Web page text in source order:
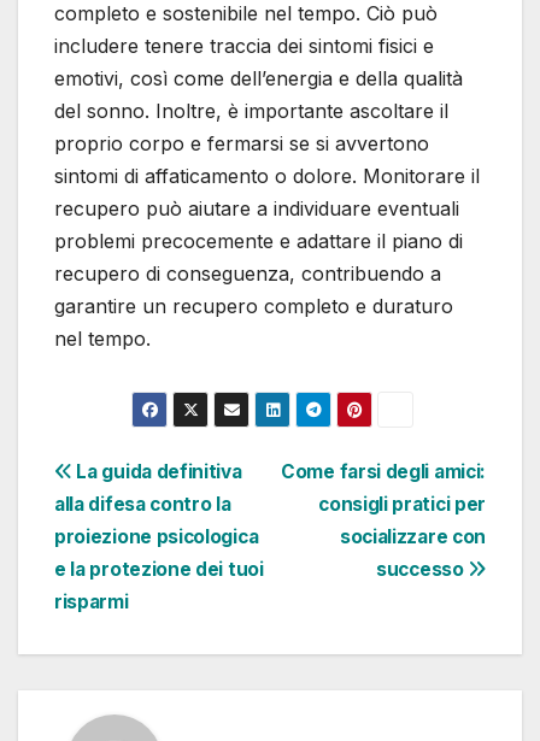
completo e sostenibile nel tempo. Ciò può
includere tenere traccia dei sintomi fisici e
emotivi, così come dell’energia e della qualità
del sonno. Inoltre, è importante ascoltare il
proprio corpo e fermarsi se si avvertono
sintomi di affaticamento o dolore. Monitorare il
recupero può aiutare a individuare eventuali
problemi precocemente e adattare il piano di
recupero di conseguenza, contribuendo a
garantire un recupero completo e duraturo
nel tempo.
Navigazione
articoli
Come farsi degli amici:
consigli pratici per
socializzare con
successo
La guida definitiva
alla difesa contro la
proiezione psicologica
e la protezione dei tuoi
risparmi